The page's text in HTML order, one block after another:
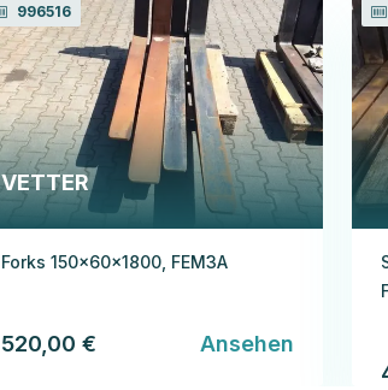
996516
VETTER
Forks 150x60x1800, FEM3A
520,00 € Ansehen